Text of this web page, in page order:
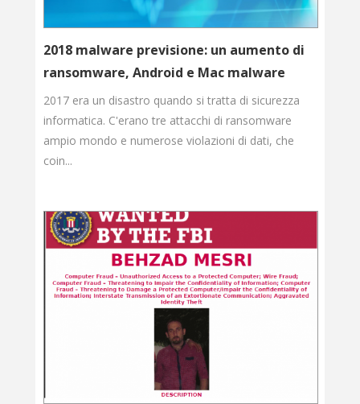
2018 malware previsione: un aumento di
ransomware, Android e Mac malware
2017 era un disastro quando si tratta di sicurezza
informatica. C'erano tre attacchi di ransomware
ampio mondo e numerose violazioni di dati, che
coin...